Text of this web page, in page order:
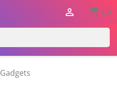
shopping_cart (0)

Gadgets